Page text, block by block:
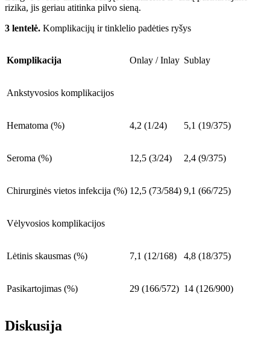
rizika, jis geriau atitinka pilvo sieną.
3 lentelė. Komplikacijų irtinklelio padėties ryšys
Komplikacija Onlay / Inlay Sublay
Ankstyvosios komplikacijos
Hematoma (%) 4,2 (1/24) 5,1 (19/375)
Seroma (%) 12,5 (3/24) 2,4 (9/375)
Chirurginės vietos infekcija (%) 12,5 (73/584) 9,1 (66/725)
Vėlyvosios komplikacijos
Lėtinis skausmas (%) 7,1 (12/168) 4,8 (18/375)
Pasikartojimas (%) 29 (166/572) 14 (126/900)
Diskusija